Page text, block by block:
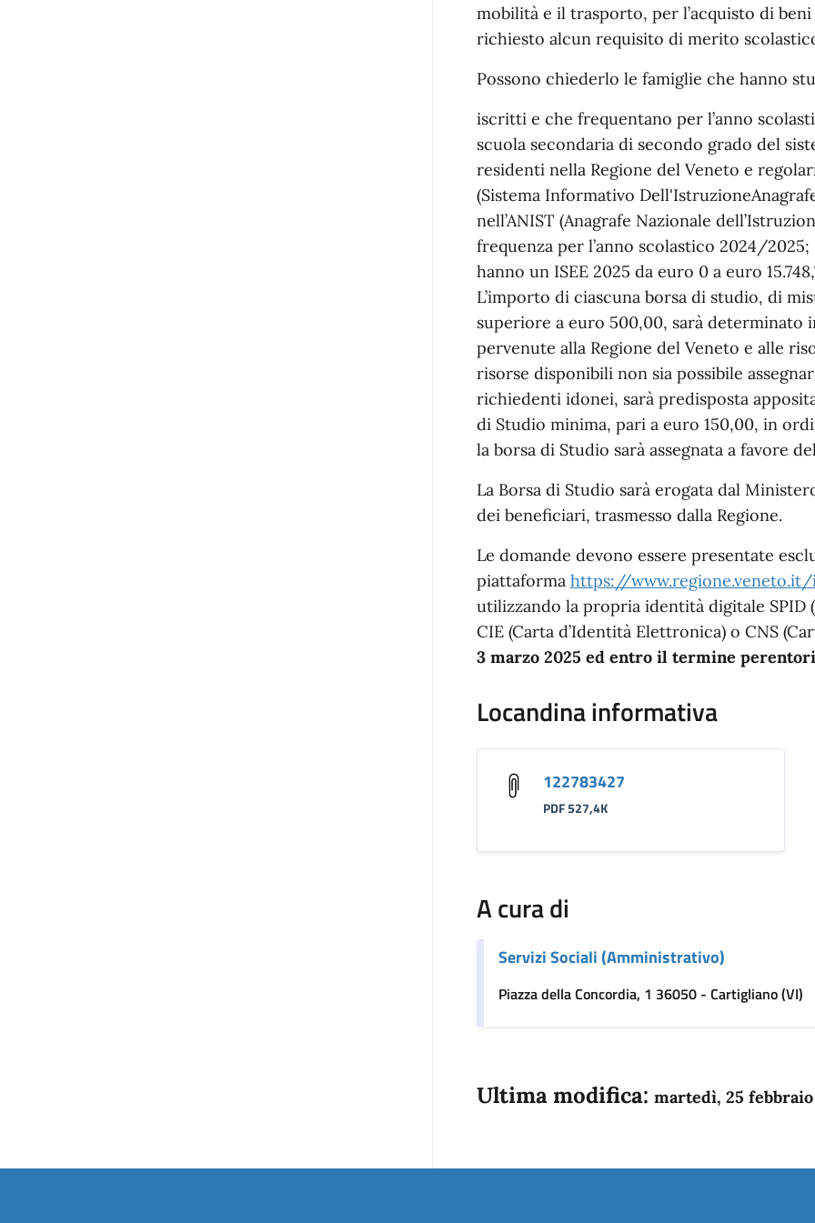
mobilità e il trasporto, per l’acquisto di
richiesto alcun requisito di merito
Possono chiederlo le famiglie che hanno
iscritti e che frequentano per l’anno
scuola secondaria di secondo grado del
residenti nella Regione del Veneto e
(Sistema Informativo
nell’ANIST (Anagrafe Nazionale
frequenza per l’anno scolastico 2024/2025;
hanno un ISEE 2025 da euro 0 a euro
L’importo di ciascuna borsa di studio, di
superiore a euro 500,00, sarà determinato
pervenute alla Regione del Veneto e alle
risorse disponibili non sia possibile
richiedenti idonei, sarà predisposta
di Studio minima, pari a euro 150,00, in
la borsa di Studio sarà assegnata a favore
La Borsa di Studio sarà erogata dal
dei beneficiari, trasmesso dalla Regione.
Le domande devono essere presentate
piattaforma https://
utilizzando la propria identità digitale SPID
CIE (Carta d’Identità Elettronica) o CNS
3 marzo 2025 ed entro il termine
Locandina informativa
122783427
PDF 527,4K
A cura di
Servizi Sociali (Amministrativo)
Piazza della Concordia, 1 36050 - Cartigliano (VI)
Ultima modifica: martedì, 25